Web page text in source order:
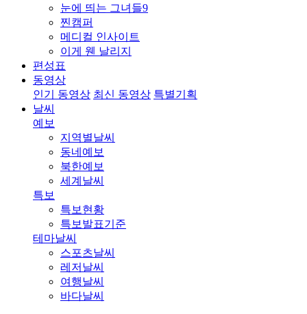
눈에 띄는 그녀들9
찐캠퍼
메디컬 인사이트
이게 웬 날리지
편성표
동영상
인기 동영상 최신 동영상 특별기획
날씨
예보
지역별날씨
동네예보
북한예보
세계날씨
특보
특보현황
특보발표기준
테마날씨
스포츠날씨
레저날씨
여행날씨
바다날씨